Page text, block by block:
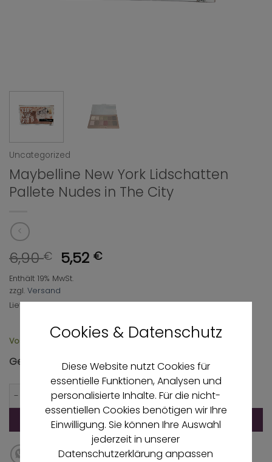
Uncategorized
Maybelline New York Lidschatten
Pallete Nudes in The City
6,90€ Ursprünglicher
Preis
war:
6,90 €
5,52€Aktueller
5,52 €.
Enthält 19% MwSt.
zzgl. Versand
Lieferzeit: ca. 3-4 Werktage
Vorrätig
Gesamtsumme5,52
Maybelline New York Lidschatten Pallete Nudes in The City
IN DEN WARENKORB
Cookies & Datenschutz
Diese Website nutzt Cookies für
essentielle Funktionen, Analysen und
personalisierte Inhalte. Für die nicht-
essentiellen Cookies benötigen wir Ihre
Einwilligung. Sie können Ihre Auswahl
jederzeit in unserer
Datenschutzerklärung anpassen